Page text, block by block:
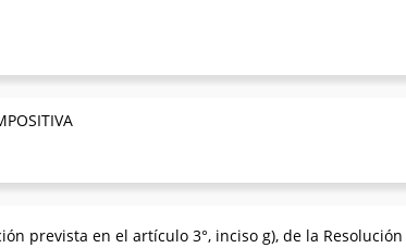
prevista en el artículo 3°, inciso g), de la Resolución